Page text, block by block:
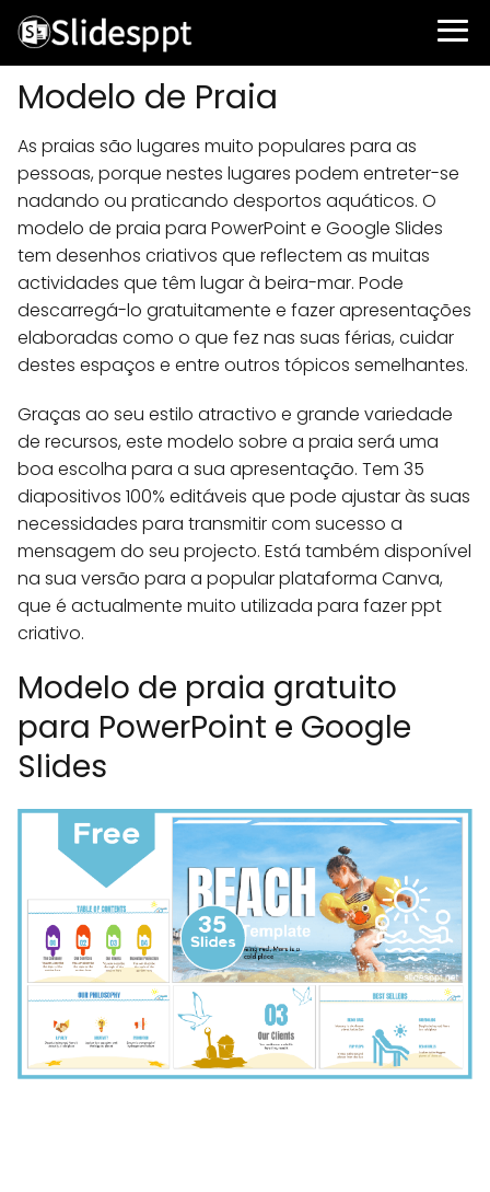
Modelo de Praia
As praias são lugares muito populares para as
pessoas, porque nestes lugares podem entreter-se
nadando ou praticando desportos aquáticos. O
modelo de praia para PowerPoint e Google Slides
tem desenhos criativos que reflectem as muitas
actividades que têm lugar à beira-mar. Pode
descarregá-lo gratuitamente e fazer apresentações
elaboradas como o que fez nas suas férias, cuidar
destes espaços e entre outros tópicos semelhantes.
Graças ao seu estilo atractivo e grande variedade
de recursos, este modelo sobre a praia será uma
boa escolha para a sua apresentação. Tem 35
diapositivos 100% editáveis que pode ajustar às suas
necessidades para transmitir com sucesso a
mensagem do seu projecto. Está também disponível
na sua versão para a popular plataforma Canva,
que é actualmente muito utilizada para fazer ppt
criativo.
Modelo de praia gratuito
para PowerPoint e Google
Slides